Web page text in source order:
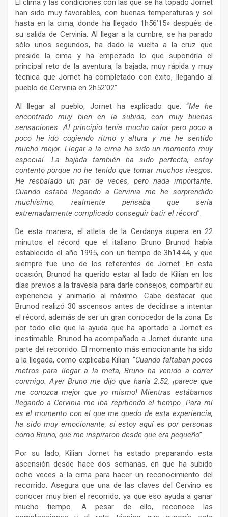
El clima y las condiciones con las que se ha topado Jornet
han sido muy favorables, con buenas temperaturas y sol
hasta en la cima, donde ha llegado 1h56’15» después de
su salida de Cervinia. Al llegar a la cumbre, se ha parado
sólo unos segundos, ha dado la vuelta a la cruz que
preside la cima y ha empezado lo que supondría el
principal reto de la aventura, la bajada, muy rápida y muy
técnica que Jornet ha completado con éxito, llegando al
pueblo de Cervinia en 2h52’02’’.
Al llegar al pueblo, Jornet ha explicado que: “Me he
encontrado muy bien en la subida, con muy buenas
sensaciones. Al principio tenía mucho calor pero poco a
poco he ido cogiendo ritmo y altura y me he sentido
mucho mejor. Llegar a la cima ha sido un momento muy
especial. La bajada también ha sido perfecta, estoy
contento porque no he tenido que tomar muchos riesgos.
He resbalado un par de veces, pero nada importante.
Cuando estaba llegando a Cervinia me he sorprendido
muchísimo, realmente pensaba que sería
extremadamente complicado conseguir batir el récord”.
De esta manera, el atleta de la Cerdanya supera en 22
minutos el récord que el italiano Bruno Brunod había
establecido el año 1995, con un tiempo de 3h14:44, y que
siempre fue uno de los referentes de Jornet. En esta
ocasión, Brunod ha querido estar al lado de Kilian en los
días previos a la travesía para darle consejos, compartir su
experiencia y animarlo al máximo. Cabe destacar que
Brunod realizó 30 ascensos antes de decidirse a intentar
el récord, además de ser un gran conocedor de la zona. Es
por todo ello que la ayuda que ha aportado a Jornet es
inestimable. Brunod ha acompañado a Jornet durante una
parte del recorrido. El momento más emocionante ha sido
a la llegada, como explicaba Kilian: “Cuando faltaban pocos
metros para llegar a la meta, Bruno ha venido a correr
conmigo. Ayer Bruno me dijo que haría 2:52, ¡parece que
me conozca mejor que yo mismo! Mientras estábamos
llegando a Cervinia me iba repitiendo el tiempo. Para mí
es el momento con el que me quedo de esta experiencia,
ha sido muy emocionante, si estoy aquí es por personas
como Bruno, que me inspiraron desde que era pequeño”.
Por su lado, Kilian Jornet ha estado preparando esta
ascensión desde hace dos semanas, en que ha subido
ocho veces a la cima para hacer un reconocimiento del
recorrido. Asegura que una de las claves del Cervino es
conocer muy bien el recorrido, ya que eso ayuda a ganar
mucho tiempo. A pesar de ello, reconoce las